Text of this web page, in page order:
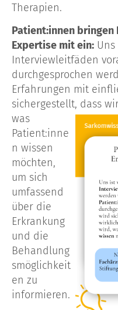
Therapien.
Patient:innen bringen
Expertise mit ein:
Interviewleitfäden
durchgesprochen
Erfahrungen mit
sichergestellt, dass
was
Patient:inne
n wissen
möchten,
um sich
umfassend
über die
Erkrankung
und die
Behandlung
smöglichkeit
en zu
informieren.